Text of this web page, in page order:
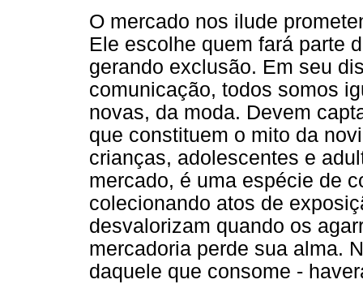
O mercado nos ilude
Ele escolhe quem fará parte
gerando exclusão. Em seu
comunicação, todos somos
novas, da moda. Devem
que constituem o mito da
crianças, adolescentes e
mercado, é uma espécie de
colecionando atos de
desvalorizam quando os
mercadoria perde sua alma.
daquele que consome -